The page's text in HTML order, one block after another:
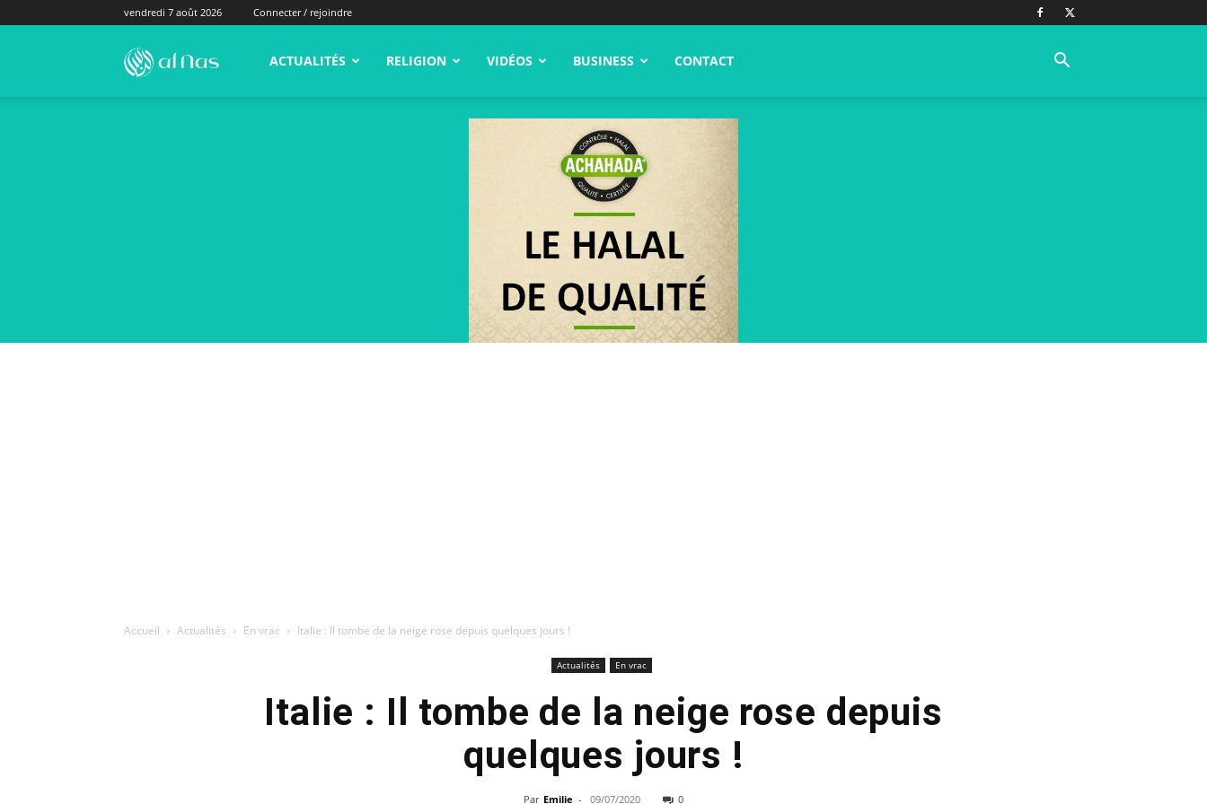
vendredi 7 août 2026 Connecter / rejoindre
alNas.fr ACTUALITÉS RELIGION VIDÉOS BUSINESS CONTACT
Accueil Actualités En vrac Italie : Il tombe de la neige rose depuis quelques jours !
Actualités En vrac
Italie : Il tombe de la neige rose depuis
quelques jours !
Par Emilie - 09/07/2020 0